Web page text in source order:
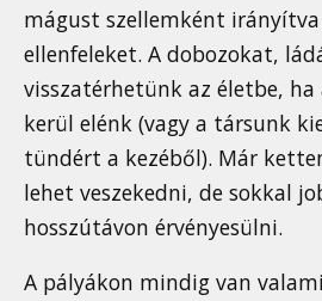
mágust szellemként
ellenfeleket. A dobozokat,
visszatérhetünk az életbe,
kerül elénk (vagy a társunk
tündért a kezéből). Már
lehet veszekedni, de sokkal
hosszútávon érvényesülni.
A pályákon mindig van